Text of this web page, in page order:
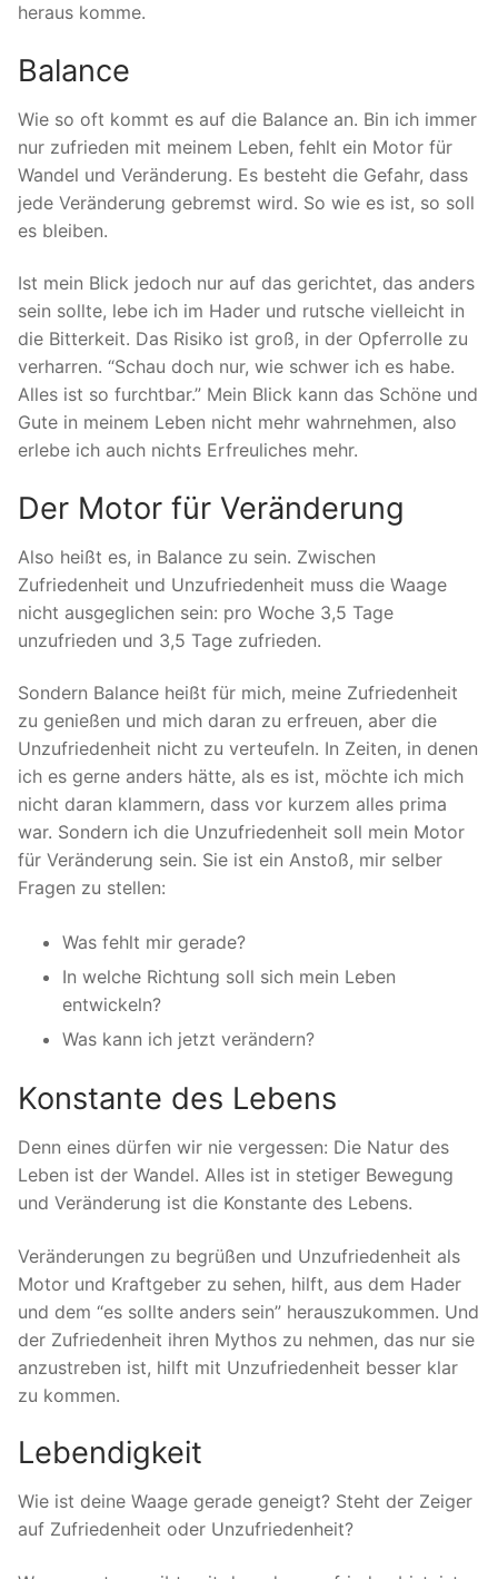
heraus komme.
Balance
Wie so oft kommt es auf die Balance an. Bin ich immer
nur zufrieden mit meinem Leben, fehlt ein Motor für
Wandel und Veränderung. Es besteht die Gefahr, dass
jede Veränderung gebremst wird. So wie es ist, so soll
es bleiben.
Ist mein Blick jedoch nur auf das gerichtet, das anders
sein sollte, lebe ich im Hader und rutsche vielleicht in
die Bitterkeit. Das Risiko ist groß, in der Opferrolle zu
verharren. “Schau doch nur, wie schwer ich es habe.
Alles ist so furchtbar.” Mein Blick kann das Schöne und
Gute in meinem Leben nicht mehr wahrnehmen, also
erlebe ich auch nichts Erfreuliches mehr.
Der Motor für Veränderung
Also heißt es, in Balance zu sein. Zwischen
Zufriedenheit und Unzufriedenheit muss die Waage
nicht ausgeglichen sein: pro Woche 3,5 Tage
unzufrieden und 3,5 Tage zufrieden.
Sondern Balance heißt für mich, meine Zufriedenheit
zu genießen und mich daran zu erfreuen, aber die
Unzufriedenheit nicht zu verteufeln. In Zeiten, in denen
ich es gerne anders hätte, als es ist, möchte ich mich
nicht daran klammern, dass vor kurzem alles prima
war. Sondern ich die Unzufriedenheit soll mein Motor
für Veränderung sein. Sie ist ein Anstoß, mir selber
Fragen zu stellen:
Was fehlt mir gerade?
In welche Richtung soll sich mein Leben
entwickeln?
Was kann ich jetzt verändern?
Konstante des Lebens
Denn eines dürfen wir nie vergessen: Die Natur des
Leben ist der Wandel. Alles ist in stetiger Bewegung
und Veränderung ist die Konstante des Lebens.
Veränderungen zu begrüßen und Unzufriedenheit als
Motor und Kraftgeber zu sehen, hilft, aus dem Hader
und dem “es sollte anders sein” herauszukommen. Und
der Zufriedenheit ihren Mythos zu nehmen, das nur sie
anzustreben ist, hilft mit Unzufriedenheit besser klar
zu kommen.
Lebendigkeit
Wie ist deine Waage gerade geneigt? Steht der Zeiger
auf Zufriedenheit oder Unzufriedenheit?